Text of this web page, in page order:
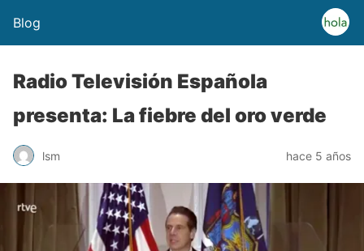
Blog
Radio Televisión Española
presenta: La fiebre del oro verde
lsm hace 5 años